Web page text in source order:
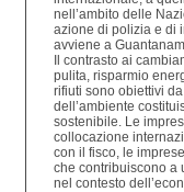
nell’ambito delle
azione di polizia e di
avviene a
Il contrasto ai
pulita, risparmio
rifiuti sono obiettivi
dell’ambiente
sostenibile. Le
collocazione
con il fisco, le
che contribuiscono a
nel contesto